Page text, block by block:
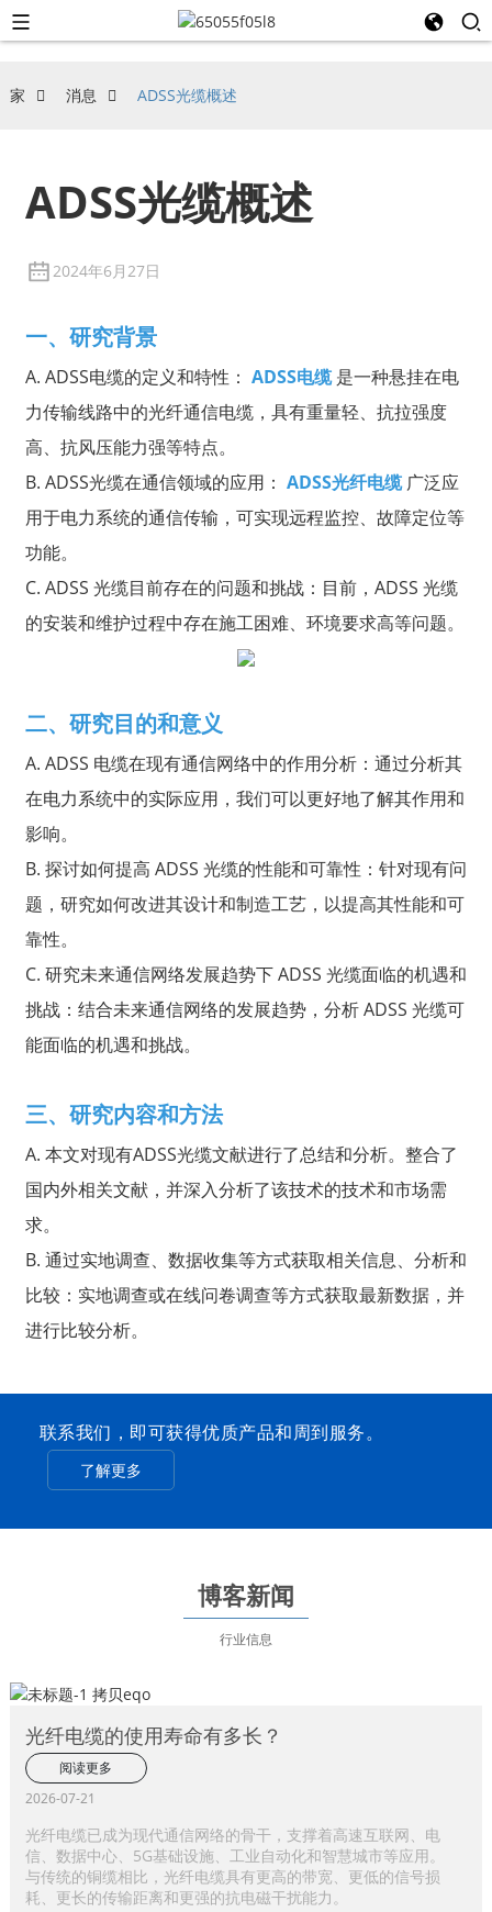
家 消息 ADSS光缆概述
ADSS光缆概述
2024年6月27日
一、研究背景
A. ADSS电缆的定义和特性： ADSS电缆是一种悬挂在电
力传输线路中的光纤通信电缆，具有重量轻、抗拉强度
高、抗风压能力强等特点。
B. ADSS光缆在通信领域的应用： ADSS光纤电缆广泛应
用于电力系统的通信传输，可实现远程监控、故障定位等
功能。
C. ADSS 光缆目前存在的问题和挑战：目前，ADSS 光缆
的安装和维护过程中存在施工困难、环境要求高等问题。
二、研究目的和意义
A. ADSS 电缆在现有通信网络中的作用分析：通过分析其
在电力系统中的实际应用，我们可以更好地了解其作用和
影响。
B. 探讨如何提高 ADSS 光缆的性能和可靠性：针对现有问
题，研究如何改进其设计和制造工艺，以提高其性能和可
靠性。
C. 研究未来通信网络发展趋势下 ADSS 光缆面临的机遇和
挑战：结合未来通信网络的发展趋势，分析 ADSS 光缆可
能面临的机遇和挑战。
三、研究内容和方法
A. 本文对现有ADSS光缆文献进行了总结和分析。整合了
国内外相关文献，并深入分析了该技术的技术和市场需
求。
B. 通过实地调查、数据收集等方式获取相关信息、分析和
比较：实地调查或在线问卷调查等方式获取最新数据，并
进行比较分析。
联系我们，即可获得优质产品和周到服务。
了解更多
博客新闻
行业信息
光纤电缆的使用寿命有多长？
阅读更多
2026-07-21
光纤电缆已成为现代通信网络的骨干，支撑着高速互联网、电
信、数据中心、5G基础设施、工业自动化和智慧城市等应用。
与传统的铜缆相比，光纤电缆具有更高的带宽、更低的信号损
耗、更长的传输距离和更强的抗电磁干扰能力。